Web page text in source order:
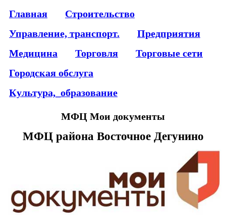
Главная
Строительство
Управление, транспорт.
Предприятия
Медицина
Торговля
Торговые сети
Городская обслуга
Культура,_образование
МФЦ Мои документы
МФЦ района Восточное Дегунино